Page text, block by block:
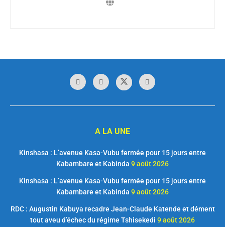
A LA UNE
Kinshasa : L’avenue Kasa-Vubu fermée pour 15 jours entre
Kabambare et Kabinda 9 août 2026
Kinshasa : L’avenue Kasa-Vubu fermée pour 15 jours entre
Kabambare et Kabinda 9 août 2026
RDC : Augustin Kabuya recadre Jean-Claude Katende et dément
tout aveu d’échec du régime Tshisekedi 9 août 2026